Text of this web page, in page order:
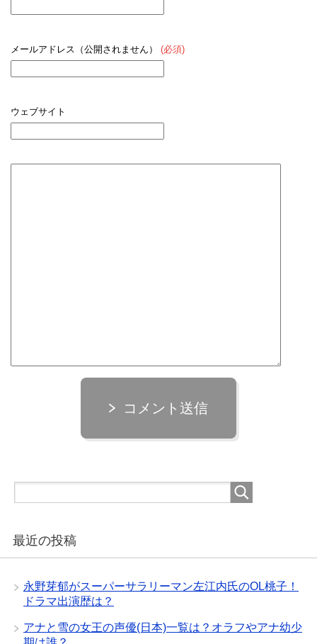
メールアドレス（公開されません） (必須)
ウェブサイト
コメント送信
最近の投稿
永野芽郁がスーパーサラリーマン左江内氏のOL桃子！
ドラマ出演歴は？
アナと雪の女王の声優(日本)一覧は？オラフやアナ幼少